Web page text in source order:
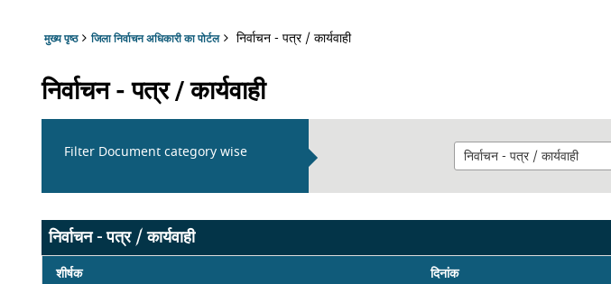
मुख्य पृष्ठ जिला निर्वाचन अधिकारी का पोर्टल निर्वाचन - पत्र / कार्यवाही
निर्वाचन - पत्र / कार्यवाही
Filter Document category wise
निर्वाचन - पत्र / कार्यवाही
शीर्षक दिनांक